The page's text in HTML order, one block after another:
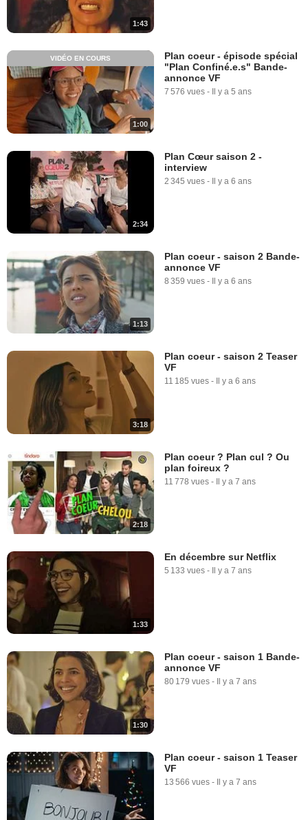
1:43
1:00
VIDÉO EN COURS
Plan coeur - épisode spécial
"Plan Confiné.e.s" Bande-
annonce VF
7 576 vues - Il y a 5 ans
2:34
Plan Cœur saison 2 -
interview
2 345 vues - Il y a 6 ans
1:13
Plan coeur - saison 2 Bande-
annonce VF
8 359 vues - Il y a 6 ans
3:18
Plan coeur - saison 2 Teaser
VF
11 185 vues - Il y a 6 ans
2:18
Plan coeur ? Plan cul ? Ou
plan foireux ?
11 778 vues - Il y a 7 ans
1:33
En décembre sur Netflix
5 133 vues - Il y a 7 ans
1:30
Plan coeur - saison 1 Bande-
annonce VF
80 179 vues - Il y a 7 ans
Plan coeur - saison 1 Teaser
VF
13 566 vues - Il y a 7 ans